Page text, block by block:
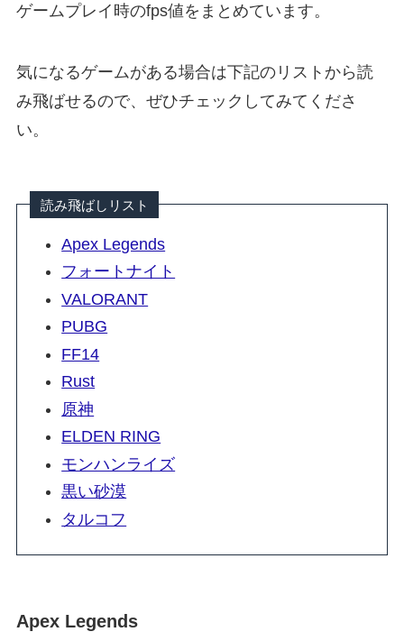
ゲームプレイ時のfps値をまとめています。
気になるゲームがある場合は下記のリストから読
み飛ばせるので、ぜひチェックしてみてくださ
い。
読み飛ばしリスト
Apex Legends
フォートナイト
VALORANT
PUBG
FF14
Rust
原神
ELDEN RING
モンハンライズ
黒い砂漠
タルコフ
Apex Legends